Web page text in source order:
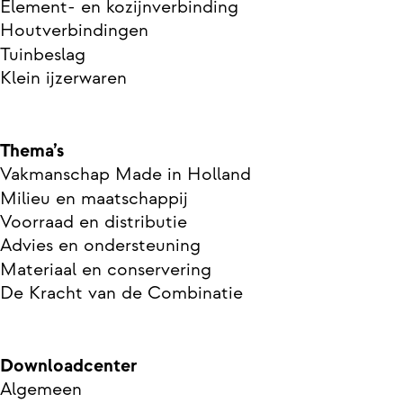
Element- en kozijnverbinding
Houtverbindingen
Tuinbeslag
Klein ijzerwaren
Thema’s
Vakmanschap Made in Holland
Milieu en maatschappij
Voorraad en distributie
Advies en ondersteuning
Materiaal en conservering
De Kracht van de Combinatie
Downloadcenter
Algemeen